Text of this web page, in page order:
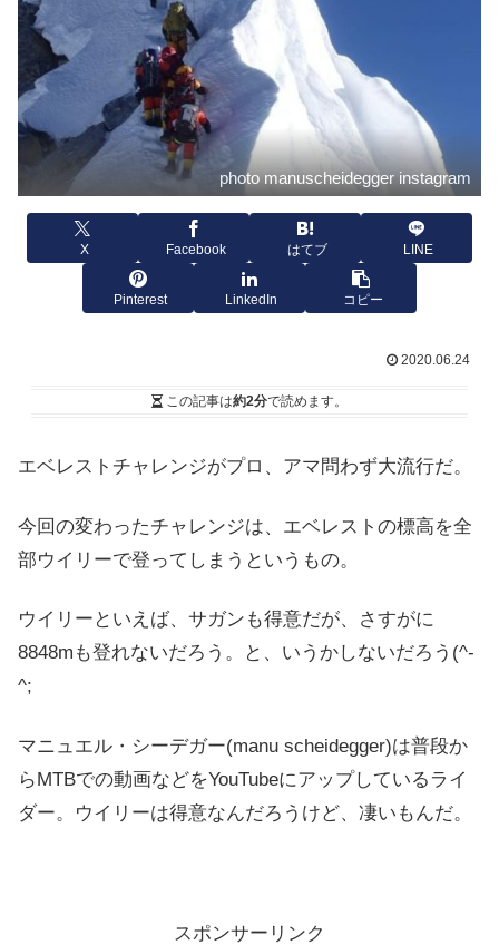
photo manuscheidegger instagram
X Facebook はてブ LINE
Pinterest LinkedIn コピー
2020.06.24
この記事は約2分で読めます。
エベレストチャレンジがプロ、アマ問わず大流行だ。
今回の変わったチャレンジは、エベレストの標高を全
部ウイリーで登ってしまうというもの。
ウイリーといえば、サガンも得意だが、さすがに
8848mも登れないだろう。と、いうかしないだろう(^-
^;
マニュエル・シーデガー(manu scheidegger)は普段か
らMTBでの動画などをYouTubeにアップしているライ
ダー。ウイリーは得意なんだろうけど、凄いもんだ。
スポンサーリンク